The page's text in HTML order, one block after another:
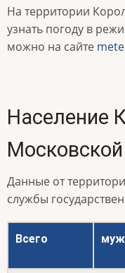
На территории
узнать погоду в
можно на сайте
Население
Данные от
службы
Всего